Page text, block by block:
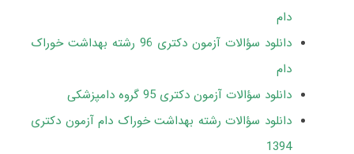
دام
دانلود سؤالات آزمون دکتری 96 رشته بهداشت خوراک
دام
دانلود سؤالات آزمون دکتری 95 گروه دامپزشکی
دانلود سؤالات رشته بهداشت خوراک دام آزمون دکتری
1394